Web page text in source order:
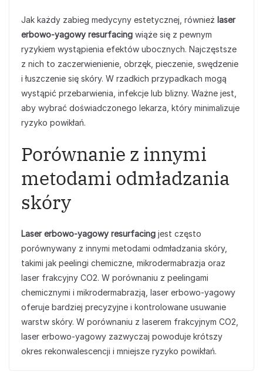
Jak każdy zabieg medycyny estetycznej, również laser
erbowo-yagowy resurfacing wiąże się z pewnym
ryzykiem wystąpienia efektów ubocznych. Najczęstsze
z nich to zaczerwienienie, obrzęk, pieczenie, swędzenie
i łuszczenie się skóry. W rzadkich przypadkach mogą
wystąpić przebarwienia, infekcje lub blizny. Ważne jest,
aby wybrać doświadczonego lekarza, który minimalizuje
ryzyko powikłań.
Porównanie z innymi
metodami odmładzania
skóry
Laser erbowo-yagowy resurfacing jest często
porównywany z innymi metodami odmładzania skóry,
takimi jak peelingi chemiczne, mikrodermabrazja oraz
laser frakcyjny CO2. W porównaniu z peelingami
chemicznymi i mikrodermabrazją, laser erbowo-yagowy
oferuje bardziej precyzyjne i kontrolowane usuwanie
warstw skóry. W porównaniu z laserem frakcyjnym CO2,
laser erbowo-yagowy zazwyczaj powoduje krótszy
okres rekonwalescencji i mniejsze ryzyko powikłań.